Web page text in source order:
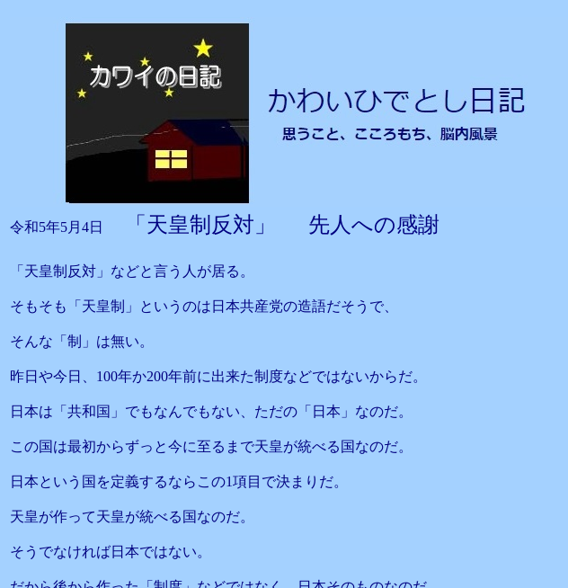
令和5年5月4日 「天皇制反対」 先人への感謝
「天皇制反対」などと言う人が居る。
そもそも「天皇制」というのは日本共産党の造語だそうで、
そんな「制」は無い。
昨日や今日、100年か200年前に出来た制度などではないからだ。
日本は「共和国」でもなんでもない、ただの「日本」なのだ。
この国は最初からずっと今に至るまで天皇が統べる国なのだ。
日本という国を定義するならこの1項目で決まりだ。
天皇が作って天皇が統べる国なのだ。
そうでなければ日本ではない。